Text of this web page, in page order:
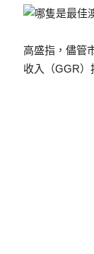
高盛指，儘管
收入（GGR）